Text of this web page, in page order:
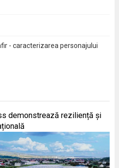
- caracterizarea personajului
demonstrează reziliență și